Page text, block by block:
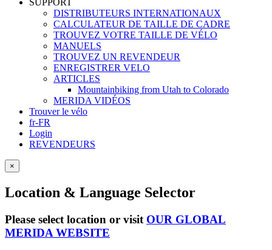
SUPPORT
DISTRIBUTEURS INTERNATIONAUX
CALCULATEUR DE TAILLE DE CADRE
TROUVEZ VOTRE TAILLE DE VÉLO
MANUELS
TROUVEZ UN REVENDEUR
ENREGISTRER VELO
ARTICLES
Mountainbiking from Utah to Colorado
MERIDA VIDÉOS
Trouver le vélo
fr-FR
Login
REVENDEURS
×
Location & Language Selector
Please select location or visit OUR GLOBAL
MERIDA WEBSITE